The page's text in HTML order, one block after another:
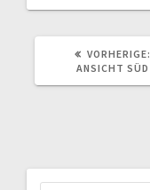
VORHERIGE:
ANSICHT SÜD